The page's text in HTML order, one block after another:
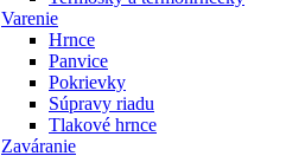
Varenie
Hrnce
Panvice
Pokrievky
Súpravy riadu
Tlakové hrnce
Zaváranie